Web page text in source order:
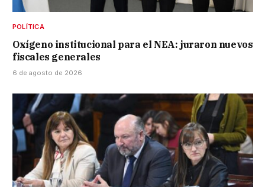
POLÍTICA
Oxígeno institucional para el NEA: juraron nuevos
fiscales generales
6 de agosto de 2026